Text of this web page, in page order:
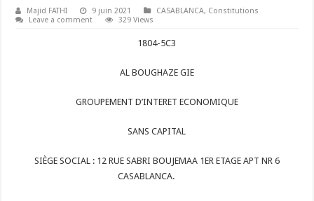
Majid FATHI 9 juin 2021 CASABLANCA, Constitutions
Leave a comment
329 Views
1804-5C3
AL BOUGHAZE GIE
GROUPEMENT D’INTERET ECONOMIQUE
SANS CAPITAL
SIÈGE SOCIAL : 12 RUE SABRI BOUJEMAA 1ER ETAGE APT NR 6
CASABLANCA.